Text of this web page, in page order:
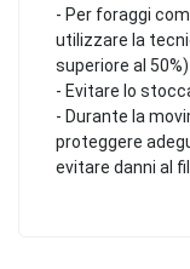
- Per foraggi
utilizzare la
superiore al 50%)
- Evitare lo
- Durante la
proteggere
evitare danni al